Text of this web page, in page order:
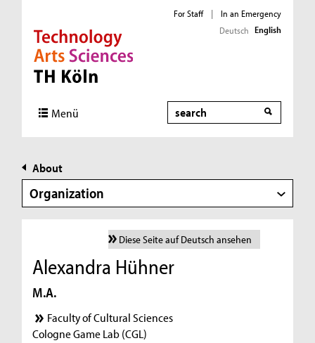
Direkt zur Hauptnavigation
Direkt zur Subnavigation
Direkt zum Inhalt
Direkt zum Fußbereich
For Staff |
In an Emergency
Deutsch English
Menü Search
About
Organization
Diese Seite auf Deutsch ansehen
Alexandra Hühner
M.A.
Faculty of Cultural Sciences
Cologne Game Lab (CGL)